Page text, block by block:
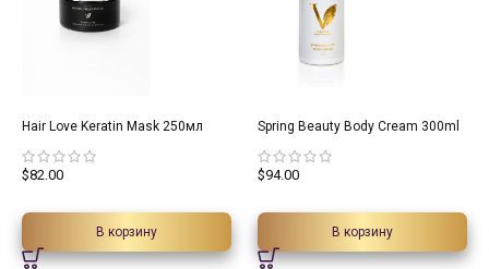
Hair Love Keratin Mask 250мл
$82.00
В корзину
Spring Beauty Body Cream 300ml
$94.00
В корзину